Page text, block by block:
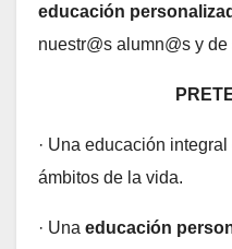
educación
nuestr@s alumn@s y
· Una educación
ámbitos de la vida.
· Una educación